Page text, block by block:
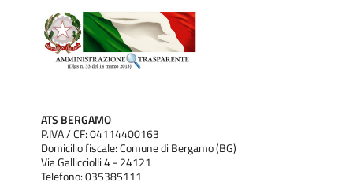
035/385419
Romano di Lombardia
Aprile,11 Tel. 035/385832
ATS BERGAMO
P.IVA / CF: 04114400163
Domicilio fiscale: Comune di Bergamo (BG)
Via Gallicciolli 4 - 24121
Telefono: 035385111